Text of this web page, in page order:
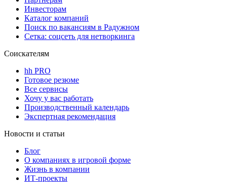
Инвесторам
Каталог компаний
Поиск по вакансиям в Радужном
Сетка: соцсеть для нетворкинга
Соискателям
hh PRO
Готовое резюме
Все сервисы
Хочу у вас работать
Производственный календарь
Экспертная рекомендация
Новости и статьи
Блог
О компаниях в игровой форме
Жизнь в компании
ИТ-проекты